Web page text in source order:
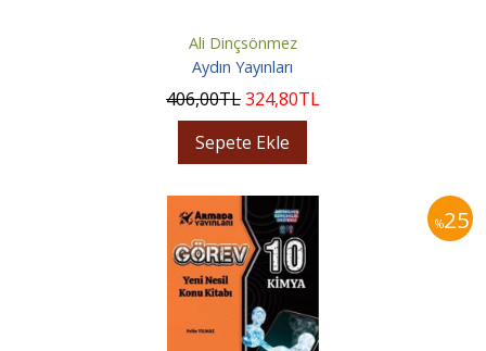
Ali Dinçsönmez
Aydın Yayınları
406,00TL324,80TL
Sepete Ekle
%25